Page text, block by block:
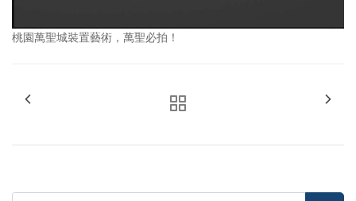
桃園萬聖城裝置藝術，萬聖必拍！